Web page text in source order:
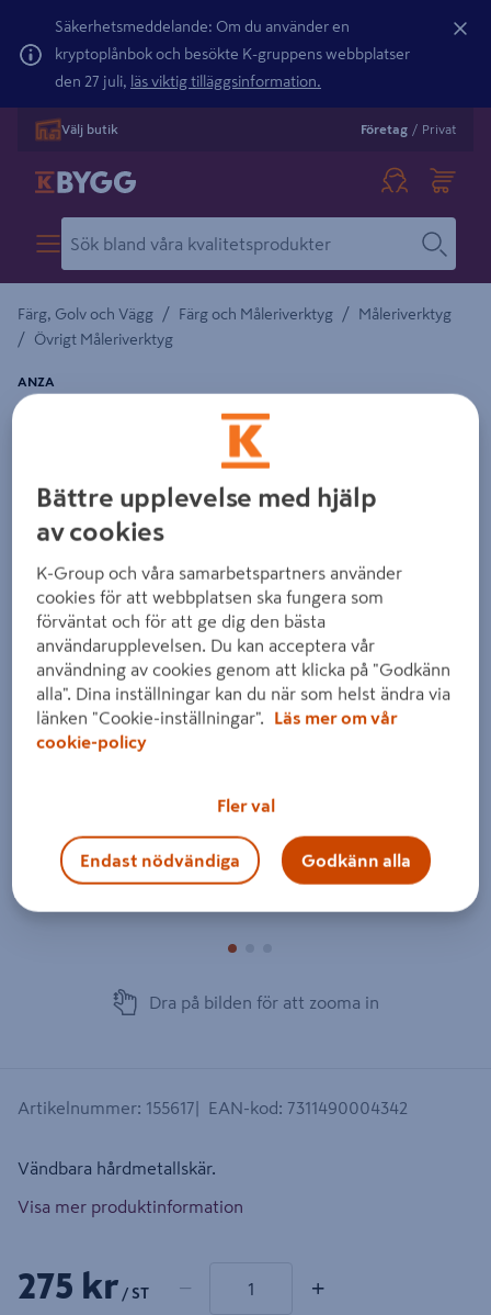
Säkerhetsmeddelande: Om du använder en
kryptoplånbok och besökte K-gruppens webbplatser
den 27 juli, läs viktig tilläggsinformation.
Välj butik Företag / Privat
Färg, Golv och Vägg / Färg och Måleriverktyg / Måleriverktyg
/ Övrigt Måleriverktyg
SKÄR HÅRDMET T 665050,661402 50MM
ANZA
Detaljerad beskrivning finns i produktbeskrivningsområdet
Föregående
Dra på bilden för att zooma in
Artikelnummer: 155617 EAN-kod: 7311490004342
Vändbara hårdmetallskär.
Visa mer produktinformation
275 kr / ST − +
Bättre upplevelse med hjälp
av cookies
K-Group och våra samarbetspartners använder
cookies för att webbplatsen ska fungera som
förväntat och för att ge dig den bästa
användarupplevelsen. Du kan acceptera vår
användning av cookies genom att klicka på "Godkänn
alla". Dina inställningar kan du när som helst ändra via
länken "Cookie-inställningar".
Läs mer om vår
cookie-policy
Fler val
Endast nödvändiga Godkänn alla